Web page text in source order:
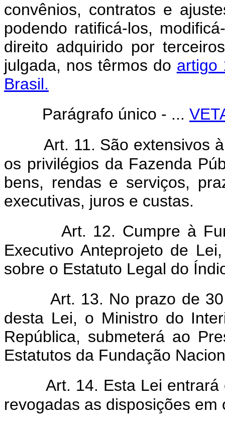
convênios, contratos e
podendo ratificá-los,
direito adquirido por
julgada, nos têrmos do artigo
Brasil.
Parágrafo único - ...
Art. 11. São extensivos
os privilégios da Fazenda
bens, rendas e serviços,
executivas, juros e custas.
Art. 12. Cumpre à
Executivo Anteprojeto de
sobre o Estatuto Legal do
Art. 13. No prazo de
desta Lei, o Ministro do
República, submeterá ao
Estatutos da Fundação
Art. 14. Esta Lei
revogadas as disposições em